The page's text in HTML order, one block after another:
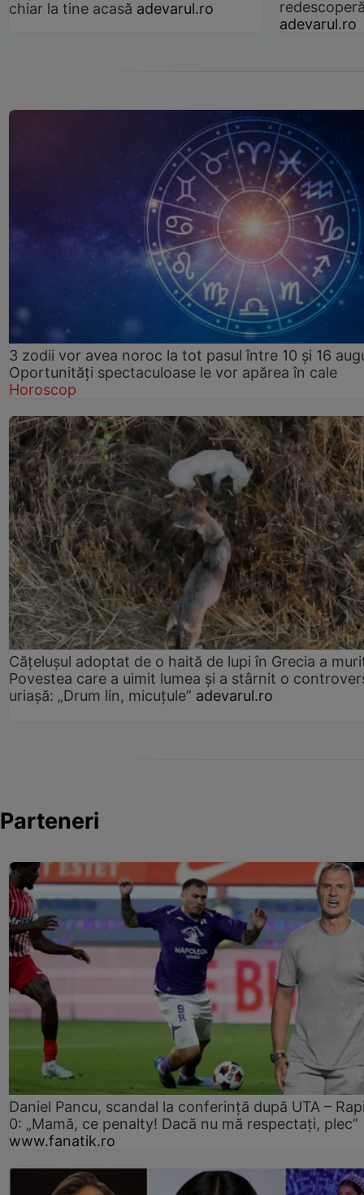
chiar la tine acasă adevarul.ro
adevarul.ro
3 zodii vor avea noroc la tot pasul între 10 și 16
Oportunități spectaculoase le vor apărea în cale
Horoscop
Cățelușul adoptat de o haită de lupi în Grecia a
Povestea care a uimit lumea și a stârnit o
uriașă: „Drum lin, micuțule” adevarul.ro
Parteneri
Daniel Pancu, scandal la conferință după UTA –
0: „Mamă, ce penalty! Dacă nu mă respectați, plec”
www.fanatik.ro